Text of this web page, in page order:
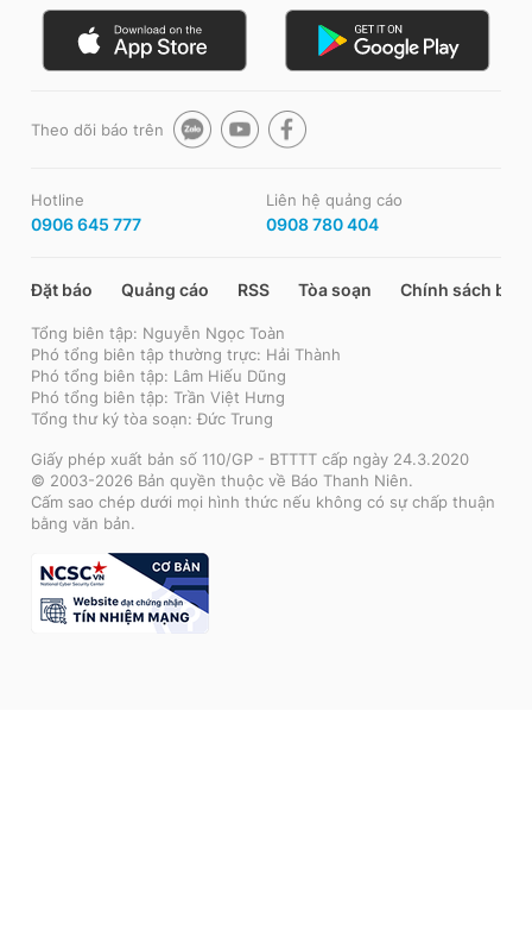
Theo dõi báo trên
Hotline
0906 645 777
Liên hệ quảng cáo
0908 780 404
Đặt báo Quảng cáo RSS Tòa soạn Chính sách bảo
Tổng biên tập: Nguyễn Ngọc Toàn
Phó tổng biên tập thường trực: Hải Thành
Phó tổng biên tập: Lâm Hiếu Dũng
Phó tổng biên tập: Trần Việt Hưng
Tổng thư ký tòa soạn: Đức Trung
Giấy phép xuất bản số 110/GP - BTTTT cấp ngày 24.3.2020
© 2003-2026 Bản quyền thuộc về Báo Thanh Niên.
Cấm sao chép dưới mọi hình thức nếu không có sự chấp thuận
bằng văn bản.